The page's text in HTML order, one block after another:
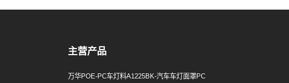
主营产品
万华POE-PC车灯料A1225BK-汽车车灯面罩PC